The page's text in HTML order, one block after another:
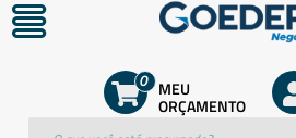
MEU
ORÇAMENTO
0